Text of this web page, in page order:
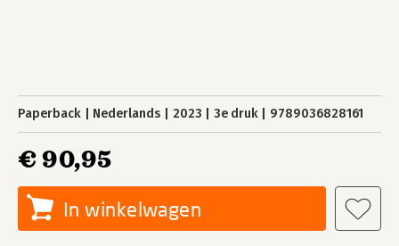
Paperback Nederlands 2023 3e druk 9789036828161
€ 90,95
In winkelwagen